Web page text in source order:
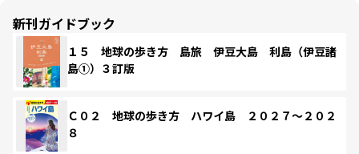
新刊ガイドブック
１５ 地球の歩き方 島旅 伊豆大島 利島（伊豆諸
島①）３訂版
Ｃ０２ 地球の歩き方 ハワイ島 ２０２７～２０２
８